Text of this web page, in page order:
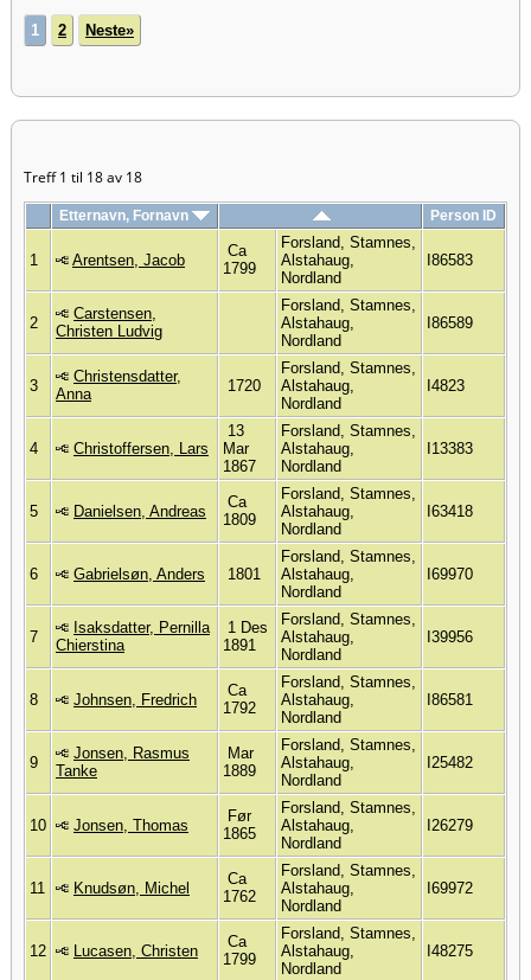
1 2 Neste»
Treff 1 til 18 av 18
Etternavn, Fornavn Person ID
1 Arentsen, Jacob
Ca
1799
Forsland, Stamnes,
Alstahaug,
Nordland
I86583
2
Carstensen,
Christen Ludvig
Forsland, Stamnes,
Alstahaug,
Nordland
I86589
3
Christensdatter,
Anna
1720
Forsland, Stamnes,
Alstahaug,
Nordland
I4823
4 Christoffersen, Lars
13
Mar
1867
Forsland, Stamnes,
Alstahaug,
Nordland
I13383
5 Danielsen, Andreas
Ca
1809
Forsland, Stamnes,
Alstahaug,
Nordland
I63418
6 Gabrielsøn, Anders 1801
Forsland, Stamnes,
Alstahaug,
Nordland
I69970
7
Isaksdatter, Pernilla
Chierstina
1 Des
1891
Forsland, Stamnes,
Alstahaug,
Nordland
I39956
8 Johnsen, Fredrich
Ca
1792
Forsland, Stamnes,
Alstahaug,
Nordland
I86581
9
Jonsen, Rasmus
Tanke
Mar
1889
Forsland, Stamnes,
Alstahaug,
Nordland
I25482
10 Jonsen, Thomas
Før
1865
Forsland, Stamnes,
Alstahaug,
Nordland
I26279
11 Knudsøn, Michel
Ca
1762
Forsland, Stamnes,
Alstahaug,
Nordland
I69972
12 Lucasen, Christen
Ca
1799
Forsland, Stamnes,
Alstahaug,
Nordland
I48275